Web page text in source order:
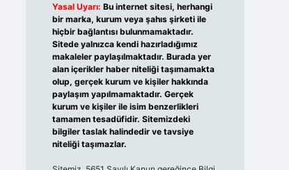
Yasal Uyarı: Bu internet sitesi, herhangi
bir marka, kurum veya şahıs şirketi ile
hiçbir bağlantısı bulunmamaktadır.
Sitede yalnızca kendi hazırladığımız
makaleler paylaşılmaktadır. Burada yer
alan içerikler haber niteliği taşımamakta
olup, gerçek kurum ve kişiler hakkında
paylaşım yapılmamaktadır. Gerçek
kurum ve kişiler ile isim benzerlikleri
tamamen tesadüfidir. Sitemizdeki
bilgiler taslak halindedir ve tavsiye
niteliği taşımazlar.